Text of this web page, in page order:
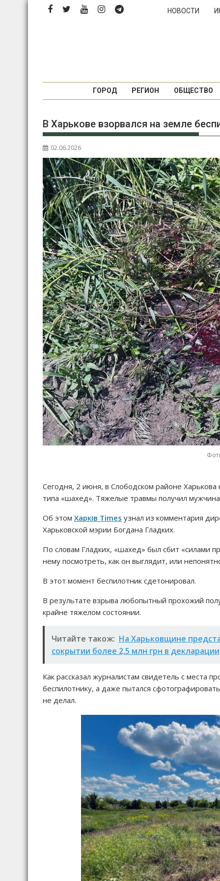
Перейти
НОВОСТИ
ГОРОД РЕГИОН ОБЩЕСТВО
В Харькове взорвался на земле
02.06.2026
Сегодня, 2 июня, в Слободском районе
типа «шахед». Тяжелые травмы получил
Об этом Харків Times узнал из комментария
Харьковской мэрии Богдана Гладких.
По словам Гладких, «шахед» был сбит «силами
нему посмотреть, как он выглядит, или
В этот момент беспилотник сдетонировал.
В результате взрыва любопытный прохожий
крайне тяжелом состоянии.
Читайте також: На Харьковщине
сокрытии более 2,5 млн грн в декларации
Как рассказал журналистам свидетель с места
беспилотнику, а даже пытался
не делал.